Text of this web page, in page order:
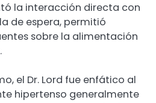
la interacción directa con
de espera, permitió
sobre la alimentación
el Dr. Lord fue enfático al
hipertenso generalmente